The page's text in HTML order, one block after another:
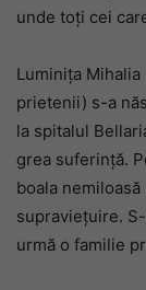
unde toți cei
Luminița
prietenii) s-a
la spitalul
grea suferință.
boala
supraviețuire.
urmă o familie